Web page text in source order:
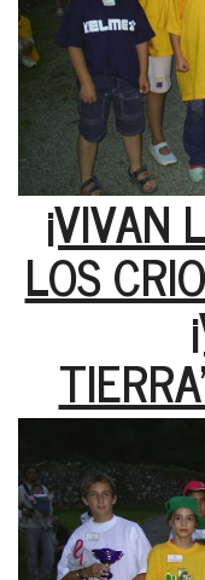
¡VIVAN
LOS